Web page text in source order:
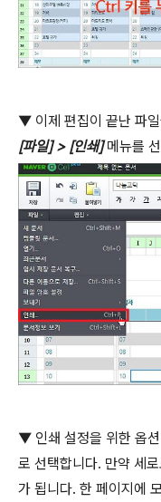
▼ 이제 편집이 끝난 파
[파일] > [인쇄] 메뉴를
▼ 인쇄 설정을 위한 옵
로 선택합니다. 만약 세
가 됩니다. 한 페이지에